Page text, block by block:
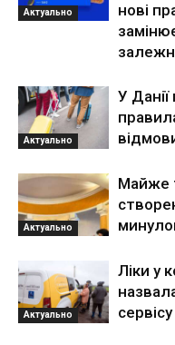
Актуально
нові
Актуально
У
Актуально
Майже
Актуально
Ліки у